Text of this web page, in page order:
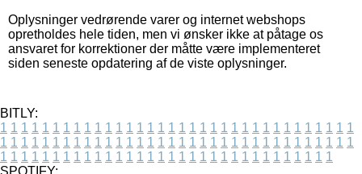
Oplysninger vedrørende varer og internet webshops
opretholdes hele tiden, men vi ønsker ikke at påtage os
ansvaret for korrektioner der måtte være implementeret
siden seneste opdatering af de viste oplysninger.
BITLY:
1 1 1 1 1 1 1 1 1 1 1 1 1 1 1 1 1 1 1 1 1 1 1 1 1 1 1 1 1 1 1 1 1 1
1 1 1 1 1 1 1 1 1 1 1 1 1 1 1 1 1 1 1 1 1 1 1 1 1 1 1 1 1 1 1 1 1 1
1 1 1 1 1 1 1 1 1 1 1 1 1 1 1 1 1 1 1 1 1 1 1 1 1 1 1 1 1 1 1 1
SPOTIFY: